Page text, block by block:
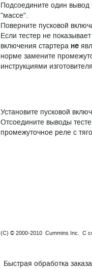
Подсоедините один вывод
"массе".
Поверните пусковой
Если тестер не
включения стартера не
норме замените
инструкциями
Установите пусковой
Отсоедините выводы
промежуточное реле с
(C) © 2000-2010 Cummins Inc. С
Быстрая обработка заказа